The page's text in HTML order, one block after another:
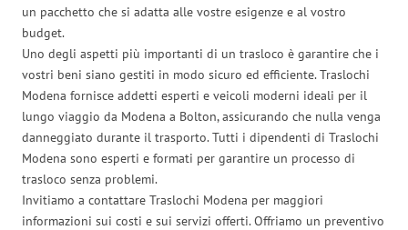
un pacchetto che si adatta alle vostre esigenze e al vostro
budget.
Uno degli aspetti più importanti di un trasloco è garantire che i
vostri beni siano gestiti in modo sicuro ed efficiente. Traslochi
Modena fornisce addetti esperti e veicoli moderni ideali per il
lungo viaggio da Modena a Bolton, assicurando che nulla venga
danneggiato durante il trasporto. Tutti i dipendenti di Traslochi
Modena sono esperti e formati per garantire un processo di
trasloco senza problemi.
Invitiamo a contattare Traslochi Modena per maggiori
informazioni sui costi e sui servizi offerti. Offriamo un preventivo